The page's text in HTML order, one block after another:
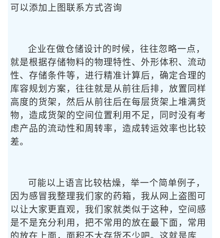
可以添加上图联系方式咨询
企业在做仓储设计的时候，往往忽略一点，
就是根据存储物料的物理特性、外形体积、流动
性、存储条件等，进行精准计算后，确定合理的
库容规划方案，往往就是从前往后排，放置同样
高度的货架，然后从前往后在每层货架上堆满货
物，造成货架的空间位置利用不足，同时没有考
虑产品的流动性和周转率，造成转运效率也比较
差。
可能以上语言比较枯燥，举一个简单例子，
因为感冒我整理我们家的药箱，我从网上盗图可
以让大家更直观，我们家就类似于这种，空间感
是不是充分利用，把不常用的放在最下面，常用
的放在上面，面积不大存货不少吧。这就是库